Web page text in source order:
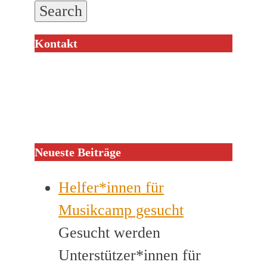
Kontakt
Neueste Beiträge
Helfer*innen für
Musikcamp gesucht
Gesucht werden
Unterstützer*innen für